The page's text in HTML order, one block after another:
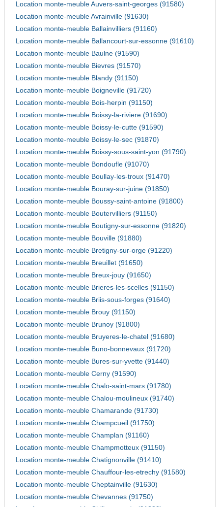
Location monte-meuble Auvers-saint-georges (91580)
Location monte-meuble Avrainville (91630)
Location monte-meuble Ballainvilliers (91160)
Location monte-meuble Ballancourt-sur-essonne (91610)
Location monte-meuble Baulne (91590)
Location monte-meuble Bievres (91570)
Location monte-meuble Blandy (91150)
Location monte-meuble Boigneville (91720)
Location monte-meuble Bois-herpin (91150)
Location monte-meuble Boissy-la-riviere (91690)
Location monte-meuble Boissy-le-cutte (91590)
Location monte-meuble Boissy-le-sec (91870)
Location monte-meuble Boissy-sous-saint-yon (91790)
Location monte-meuble Bondoufle (91070)
Location monte-meuble Boullay-les-troux (91470)
Location monte-meuble Bouray-sur-juine (91850)
Location monte-meuble Boussy-saint-antoine (91800)
Location monte-meuble Boutervilliers (91150)
Location monte-meuble Boutigny-sur-essonne (91820)
Location monte-meuble Bouville (91880)
Location monte-meuble Bretigny-sur-orge (91220)
Location monte-meuble Breuillet (91650)
Location monte-meuble Breux-jouy (91650)
Location monte-meuble Brieres-les-scelles (91150)
Location monte-meuble Briis-sous-forges (91640)
Location monte-meuble Brouy (91150)
Location monte-meuble Brunoy (91800)
Location monte-meuble Bruyeres-le-chatel (91680)
Location monte-meuble Buno-bonnevaux (91720)
Location monte-meuble Bures-sur-yvette (91440)
Location monte-meuble Cerny (91590)
Location monte-meuble Chalo-saint-mars (91780)
Location monte-meuble Chalou-moulineux (91740)
Location monte-meuble Chamarande (91730)
Location monte-meuble Champcueil (91750)
Location monte-meuble Champlan (91160)
Location monte-meuble Champmotteux (91150)
Location monte-meuble Chatignonville (91410)
Location monte-meuble Chauffour-les-etrechy (91580)
Location monte-meuble Cheptainville (91630)
Location monte-meuble Chevannes (91750)